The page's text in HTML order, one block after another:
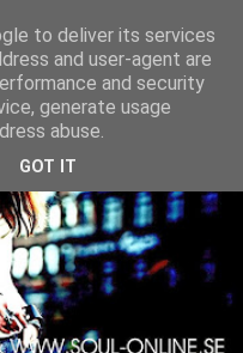
to deliver its services
and user-agent are
and security
generate usage
abuse.
GOT IT